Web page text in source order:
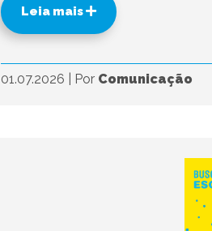
Leia mais
01.07.2026 Por Comunicação